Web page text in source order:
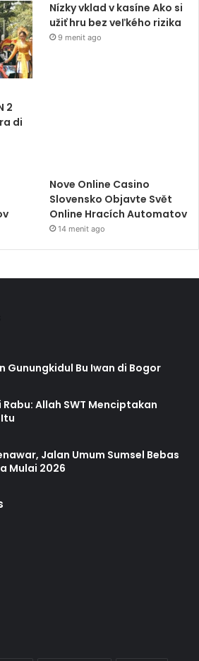
2
di
Nízky vklad v kasíne Ako si
užiť hru bez veľkého rizika
9 menit ago
Nove Online Casino
Slovensko Objavte Svět
Online Hracích Automatov
14 menit ago
Gunungkidul Bu Iwan di Bogor
Allah SWT Menciptakan
Jalan Umum Sumsel Bebas
Mulai 2026